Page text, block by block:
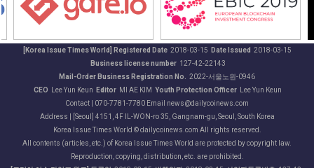
[Korea Issue Times World] Registered Date2018-03-15 Date Issued 2018-03-15
Business license number127-42-22143
Mail-Order Business Registration No. 2022-서울노원-0946
CEO Lee Yun Keun Editor MI AE KIM Youth Protection Officer Lee Yun Keun
Contact | 070-7781-7780 Email news@dailycoinews.com
Address | [Seoul] 4151, 4F IL-WON-ro 35, Gangnam-gu, Seoul, South Korea
Korea Issue Times World © dailycoinews.com All rights reserved.
All contents (articles, etc.) of Korea Issue Times World are protected by copyright law.
Reproduction, copying, distribution, etc. are prohibited.